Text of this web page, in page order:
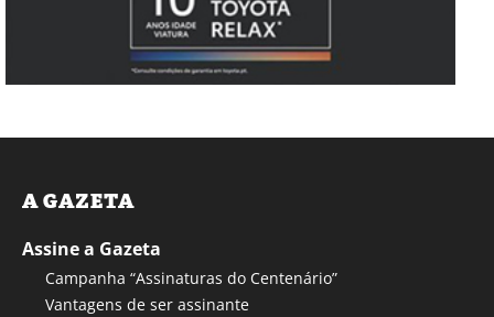
A GAZETA
Assine a Gazeta
Campanha “Assinaturas do Centenário”
Vantagens de ser assinante